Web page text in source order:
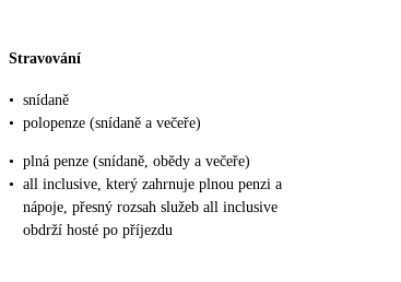
Stravování
• snídaně
• polopenze (snídaně a večeře)
• plná penze (snídaně, obědy a večeře)
• all inclusive, který zahrnuje plnou penzi a
nápoje, přesný rozsah služeb all inclusive
obdrží hosté po příjezdu